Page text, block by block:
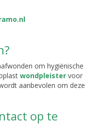
om hygiënische
wondpleister voor
aanbevolen om deze
op te